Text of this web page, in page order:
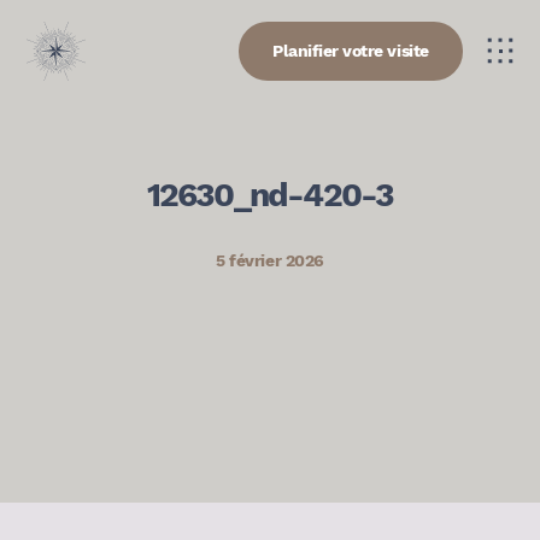
Planifier votre visite
12630_nd-420-3
5 février 2026